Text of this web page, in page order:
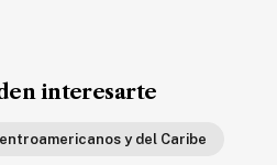
interesarte
y del Caribe